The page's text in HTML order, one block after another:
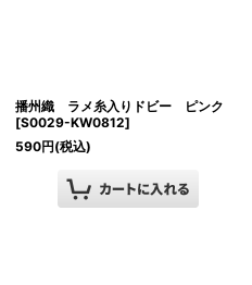
播州織 ラメ糸入りドビー ピンク
[S0029-KW0812]
590円(税込)